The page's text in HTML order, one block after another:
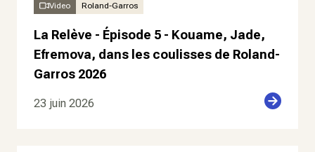
Video Roland-Garros
La Relève - Épisode 5 - Kouame, Jade,
Efremova, dans les coulisses de Roland-
Garros 2026
23 juin 2026